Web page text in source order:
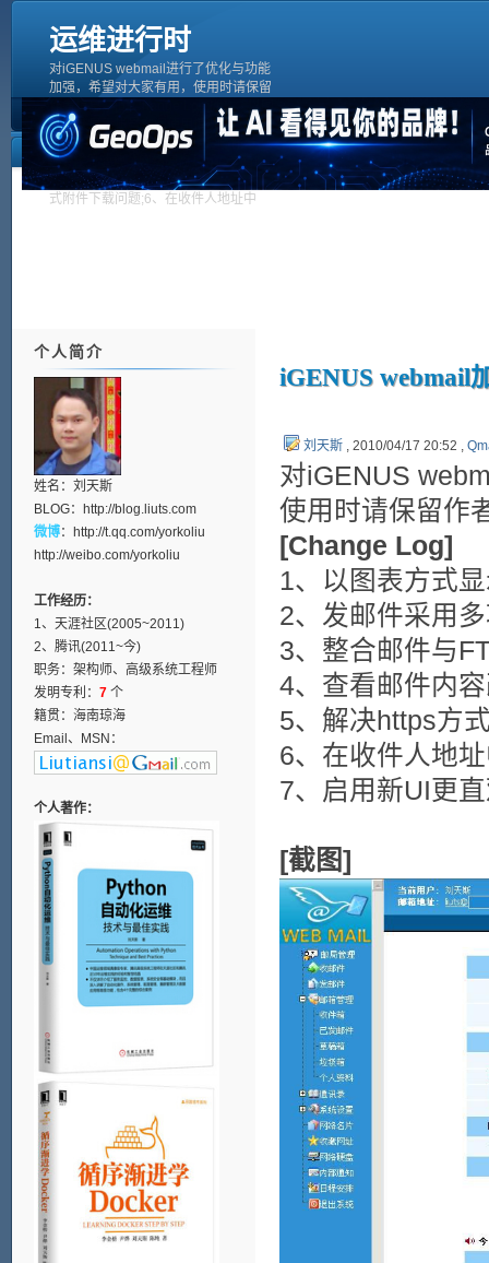
运维进行时
对iGENUS webmail进行了优化与功能
加强，希望对大家有用，使用时请保留
作者信息。[b][Change Log][/b]1、以图
表方式显示帐号空间使用情况;2、发邮
件采用多功能编辑器;3、整合邮件与
FTP帐号管理［网络硬盘］;4、查看邮
件内容改为当前页显示;5、解决https方
式附件下载问题;6、在收件人地址中
iGENUS webmail
刘天斯, 2010/04/17 20:52 ,
对iGENUS
使用时请保留作
[Change Log]
1、以图表方式
2、发邮件采用
3、整合邮件与
4、查看邮件内
5、解决https方
6、在收件人地
7、启用新UI更
[截图]
个人简介
姓名：刘天斯
BLOG： http://blog.liuts.com
微博： http://t.qq.com/yorkoliu
http://weibo.com/yorkoliu
工作经历：
1、天涯社区(2005~2011)
2、腾讯(2011~今)
职务：架构师、高级系统工程师
发明专利： 7个
籍贯：海南琼海
Email、MSN：
个人著作：